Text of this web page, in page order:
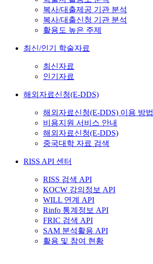
복사/대출제공 기관 분석
복사/대출신청 기관 분석
활용도 높은 주제
최신/인기 학술자료
최신자료
인기자료
해외자료신청(E-DDS)
해외자료신청(E-DDS) 이용 방법
비용지원 서비스 안내
해외자료신청(E-DDS)
중국대학 자료 검색
RISS API 센터
RISS 검색 API
KOCW 강의정보 API
WILL 연계 API
Rinfo 통계정보 API
FRIC 검색 API
SAM 분석활용 API
활용 및 참여 현황